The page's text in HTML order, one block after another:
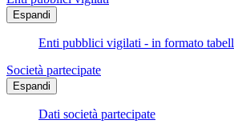
Espandi
Enti pubblici vigilati - in formato
Società partecipate
Espandi
Dati società partecipate